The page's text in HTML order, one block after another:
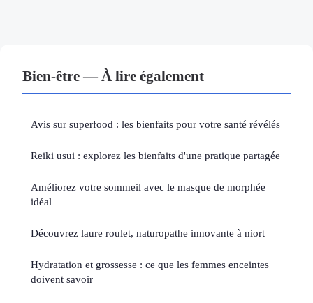
Bien-être — À lire également
Avis sur superfood : les bienfaits pour votre santé révélés
Reiki usui : explorez les bienfaits d'une pratique partagée
Améliorez votre sommeil avec le masque de morphée
idéal
Découvrez laure roulet, naturopathe innovante à niort
Hydratation et grossesse : ce que les femmes enceintes
doivent savoir